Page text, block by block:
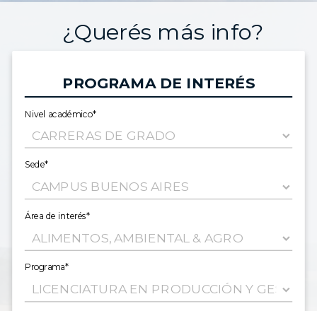
¿Querés más info?
PROGRAMA DE INTERÉS
Nivel académico*
Sede*
Área de interés*
Programa*